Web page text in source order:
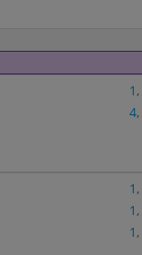
1 ,
4,
1 ,
1 ,
1 ,